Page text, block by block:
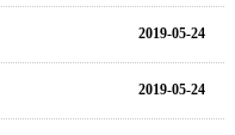
2019-05-24
2019-05-24